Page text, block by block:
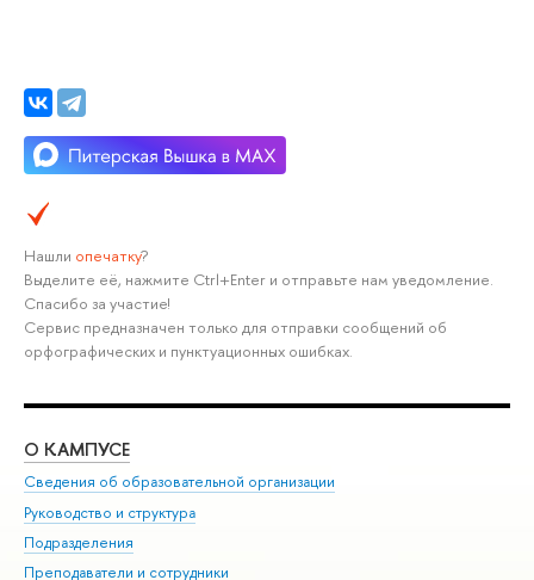
Нашли опечатку?
Выделите её, нажмите Ctrl+Enter и отправьте нам уведомление.
Спасибо за участие!
Сервис предназначен только для отправки сообщений об
орфографических и пунктуационных ошибках.
О КАМПУСЕ
Сведения об образовательной организации
Руководство и структура
Подразделения
Преподаватели и сотрудники